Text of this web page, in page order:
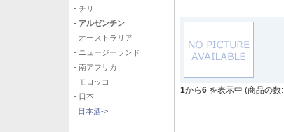
- チリ
- アルゼンチン
- オーストラリア
- ニュージーランド
- 南アフリカ
- モロッコ
- 日本
日本酒->
1から6 を表示中 (商品の数: